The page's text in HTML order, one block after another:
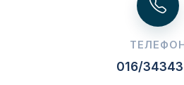
016/